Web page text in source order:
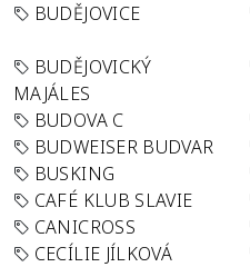
BUDĚJOVICE
BUDĚJOVICKÝ
MAJÁLES
BUDOVA C
BUDWEISER BUDVAR
BUSKING
CAFÉ KLUB SLAVIE
CANICROSS
CECÍLIE JÍLKOVÁ